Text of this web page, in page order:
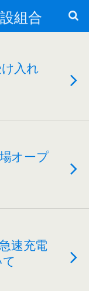
組合
入れ
オープ
速充電